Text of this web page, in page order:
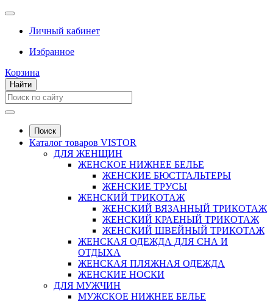
Личный кабинет
Избранное
Корзина
Найти
Поиск
Каталог товаров VISTOR
ДЛЯ ЖЕНЩИН
ЖЕНСКОЕ НИЖНЕЕ БЕЛЬЕ
ЖЕНСКИЕ БЮСТГАЛЬТЕРЫ
ЖЕНСКИЕ ТРУСЫ
ЖЕНСКИЙ ТРИКОТАЖ
ЖЕНСКИЙ ВЯЗАННЫЙ ТРИКОТАЖ
ЖЕНСКИЙ КРАЕНЫЙ ТРИКОТАЖ
ЖЕНСКИЙ ШВЕЙНЫЙ ТРИКОТАЖ
ЖЕНСКАЯ ОДЕЖДА ДЛЯ СНА И
ОТДЫХА
ЖЕНСКАЯ ПЛЯЖНАЯ ОДЕЖДА
ЖЕНСКИЕ НОСКИ
ДЛЯ МУЖЧИН
МУЖСКОЕ НИЖНЕЕ БЕЛЬЕ